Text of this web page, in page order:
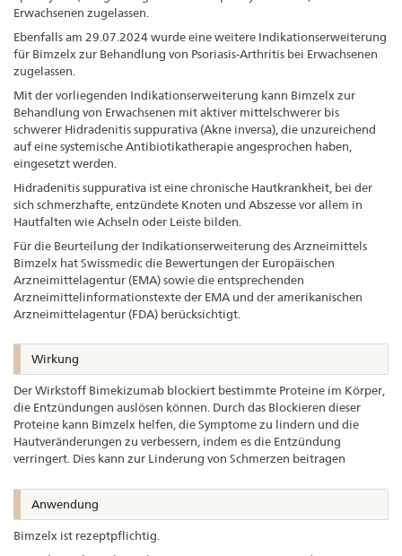
Erwachsenen zugelassen.
Ebenfalls am 29.07.2024 wurde eine weitere Indikationserweiterung
für Bimzelx zur Behandlung von Psoriasis-Arthritis bei Erwachsenen
zugelassen.
Mit der vorliegenden Indikationserweiterung kann Bimzelx zur
Behandlung von Erwachsenen mit aktiver mittelschwerer bis
schwerer Hidradenitis suppurativa (Akne inversa), die unzureichend
auf eine systemische Antibiotikatherapie angesprochen haben,
eingesetzt werden.
Hidradenitis suppurativa ist eine chronische Hautkrankheit, bei der
sich schmerzhafte, entzündete Knoten und Abszesse vor allem in
Hautfalten wie Achseln oder Leiste bilden.
Für die Beurteilung der Indikationserweiterung des Arzneimittels
Bimzelx hat Swissmedic die Bewertungen der Europäischen
Arzneimittelagentur (EMA) sowie die entsprechenden
Arzneimittelinformationstexte der EMA und der amerikanischen
Arzneimittelagentur (FDA) berücksichtigt.
Wirkung
Der Wirkstoff Bimekizumab blockiert bestimmte Proteine im Körper,
die Entzündungen auslösen können. Durch das Blockieren dieser
Proteine kann Bimzelx helfen, die Symptome zu lindern und die
Hautveränderungen zu verbessern, indem es die Entzündung
verringert. Dies kann zur Linderung von Schmerzen beitragen
Anwendung
Bimzelx ist rezeptpflichtig.